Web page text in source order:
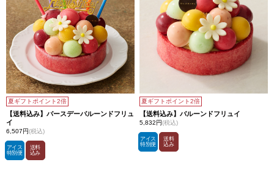
夏ギフトポイント2倍
【送料込み】バースデーバルーンドフリュ
イ
6,507円(税込)
アイス
特別便
送料
込み
夏ギフトポイント2倍
【送料込み】バルーンドフリュイ
5,832円(税込)
アイス
特別便
送料
込み